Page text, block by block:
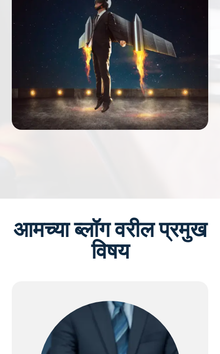
आमच्या ब्लॉग वरील प्रमुख
विषय